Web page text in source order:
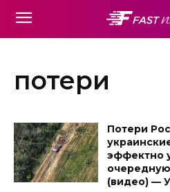
потери
Потери
эффектно
(видео) —